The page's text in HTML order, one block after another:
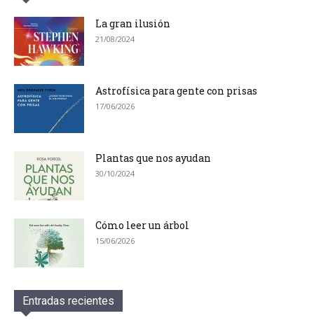
La gran ilusión
21/08/2024
Astrofísica para gente con prisas
17/06/2026
Plantas que nos ayudan
30/10/2024
Cómo leer un árbol
15/06/2026
Entradas recientes